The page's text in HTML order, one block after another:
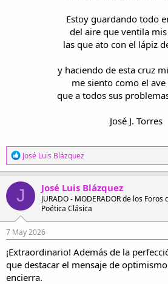
Estoy guardando todo
del aire que ventila
las que ato con el lápiz
y haciendo de esta cruz
me siento como el
que a todos sus
José J. Torres​
R
e
a
c
c
i
o
n
e
s
:
José Luis Blázquez
J José Luis Blázquez
JURADO - MODERADOR de los Foros
Poética Clásica
7 May 2026
¡Extraordinario! Además de la
que destacar el mensaje de
encierra.